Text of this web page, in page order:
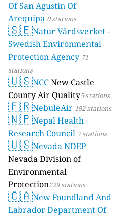
Of San Agustin Of
Arequipa 0 stations
🇸🇪Natur Vårdsverket -
Swedish Environmental
Protection Agency 71
stations
🇺🇸NCCNew Castle
County Air Quality5 stations
🇫🇷NebuleAir 192 stations
🇳🇵Nepal Health
Research Council 7 stations
🇺🇸Nevada NDEP
Nevada Division of
Environmental
Protection229 stations
🇨🇦New Foundland And
Labrador Department Of